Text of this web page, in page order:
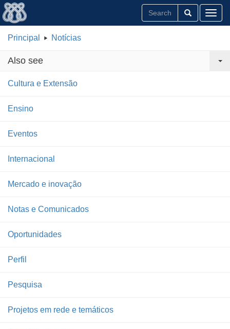
Principal Notícias
Also see
Cultura e Extensão
Ensino
Eventos
Internacional
Mercado e inovação
Notas e Comunicados
Oportunidades
Perfil
Pesquisa
Projetos em rede e temáticos